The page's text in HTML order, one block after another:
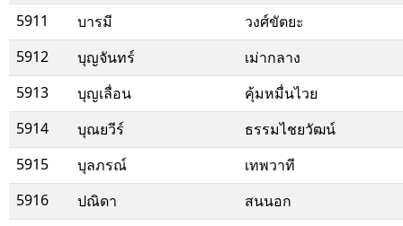
5911
บารมี
วงศ์ขัตยะ
5912
บุญจันทร์
เม่ากลาง
5913
บุญเลื่อน
คุ้มหมื่นไวย
5914
บุณยวีร์
ธรรมไชยวัฒน์
5915
บุลภรณ์
เทพวาที
5916
ปณิดา
สนนอก